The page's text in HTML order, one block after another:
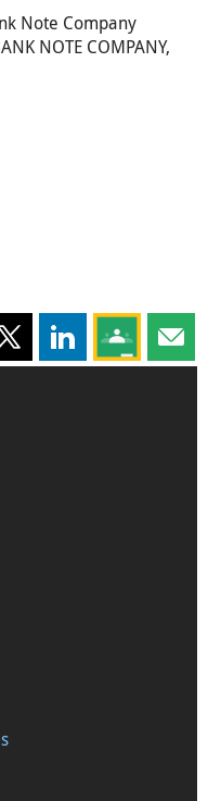
Note Company
NOTE COMPANY,
cette page sur
Partager cette page sur X
Partager cette
Partagez